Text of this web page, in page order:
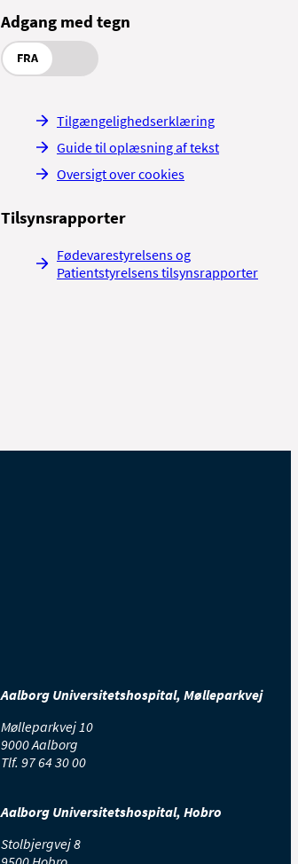
Adgang med tegn
FRA
Tilgængelighedserklæring
Guide til oplæsning af tekst
Oversigt over cookies
Tilsynsrapporter
Fødevarestyrelsens og
Patientstyrelsens tilsynsrapporter
Aalborg Universitetshospital, Mølleparkvej
Mølleparkvej 10
9000 Aalborg
Tlf. 97 64 30 00
Aalborg Universitetshospital, Hobro
Stolbjergvej 8